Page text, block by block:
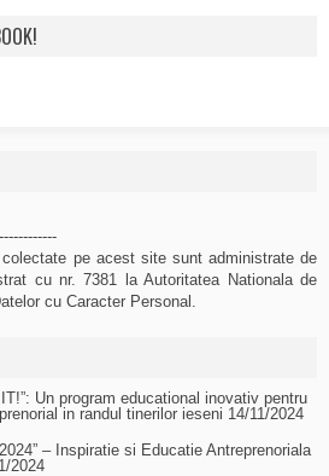
pe acest site sunt administrate de
cu nr. 7381 la Autoritatea Nationala de
cu Caracter Personal.
Un program educational inovativ pentru
in randul tinerilor ieseni 14/11/2024
– Inspiratie si Educatie Antreprenoriala
2024